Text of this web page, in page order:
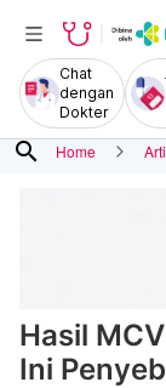
Chat
dengan
Dokter
search Home
Hasil
Ini